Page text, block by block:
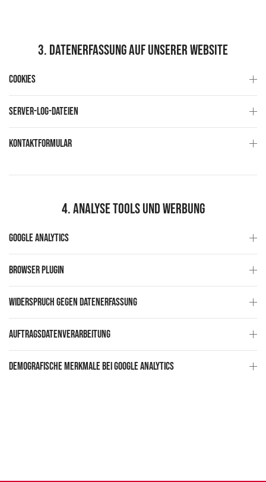
3. Datenerfassung auf unserer Website
Cookies
Server-Log-Dateien
Kontaktformular
4. Analyse Tools und Werbung
Google Analytics
Browser Plugin
Widerspruch gegen Datenerfassung
Auftragsdatenverarbeitung
Demografische Merkmale bei Google Analytics